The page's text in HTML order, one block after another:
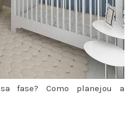
fase? Como planejou a